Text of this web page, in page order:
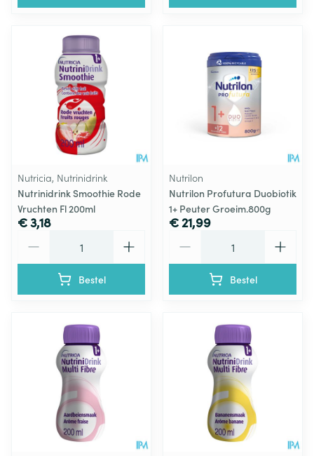
Nutricia, Nutrinidrink
Nutrinidrink Smoothie Rode
Vruchten Fl 200ml
€ 3,18
Bestel
Nutrilon
Nutrilon Profutura Duobiotik
1+ Peuter Groeim.800g
€ 21,99
Bestel